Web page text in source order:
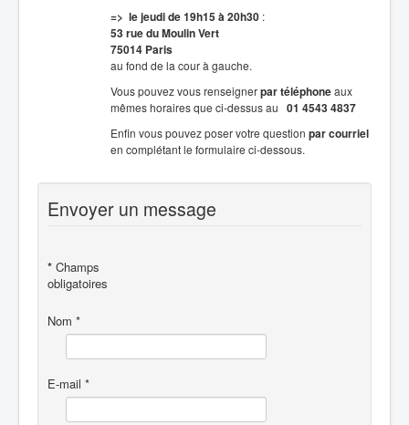
=> le jeudi de 19h15 à 20h30 :
53 rue du Moulin Vert
75014 Paris
au fond de la cour à gauche.
Vous pouvez vous renseignerpar téléphoneaux
mêmes horaires que ci-dessus au 01 4543 4837
Enfin vous pouvez poser votre question par courriel
en complétant le formulaire ci-dessous.
Envoyer un message
* Champs
obligatoires
Nom *
E-mail *